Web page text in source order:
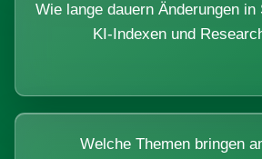
Wie lange dauern Änderungen in
KI-Indexen und
Welche Themen bringen